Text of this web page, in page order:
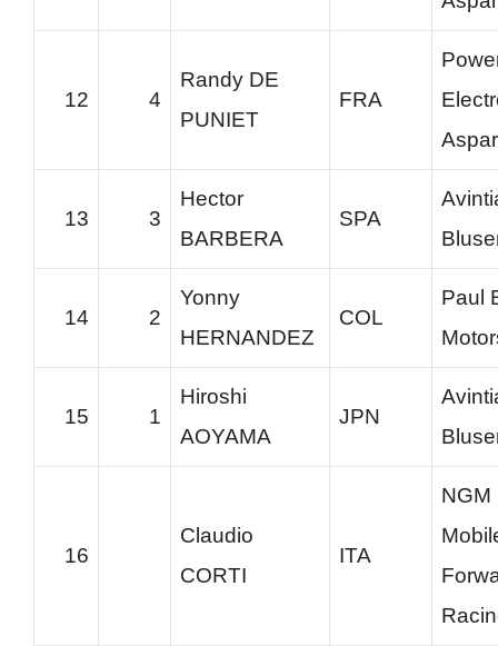
12 4
Randy DE
PUNIET
FRA
Aspar
13 3
Hector
BARBERA
SPA
14 2
Yonny
HERNANDEZ
COL
Paul
15 1
Hiroshi
AOYAMA
JPN
16
Claudio
CORTI
ITA
NGM